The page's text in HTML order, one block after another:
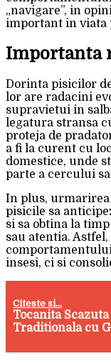
„navigare”, in
important in viata
Importanta
Dorinta pisicilor
lor are radacini
supravietui in
legatura stransa
proteja de
a fi la curent cu
domestice, unde
parte a cercului
In plus,
pisicile sa
si sa obtina la
sau atentia.
insesi, ci si
Citeste si...
Tocanita
Traditionala cu